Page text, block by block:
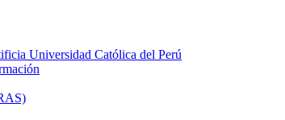
Universidad Católica del Perú